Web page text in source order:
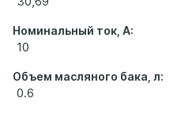
Номинальный ток, А:
10
Объем масляного бака, л:
0.6